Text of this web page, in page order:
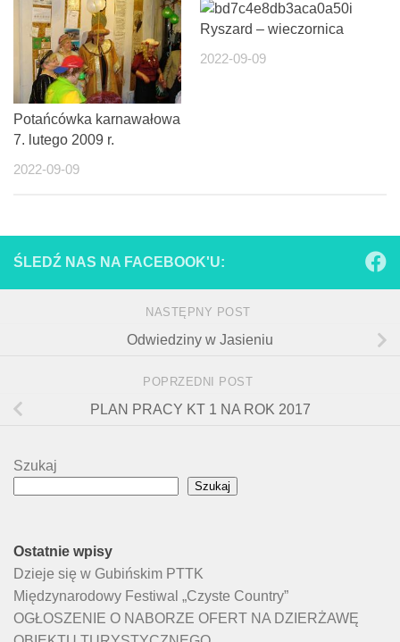
Potańcówka karnawałowa
7. lutego 2009 r.
2022-09-09
i
Ryszard – wieczornica
2022-09-09
ŚLEDŹ NAS NA FACEBOOK'U:
NASTĘPNY POST
Odwiedziny w Jasieniu
POPRZEDNI POST
PLAN PRACY KT 1 NA ROK 2017
Szukaj
Szukaj
Ostatnie wpisy
Dzieje się w Gubińskim PTTK
Międzynarodowy Festiwal „Czyste Country”
OGŁOSZENIE O NABORZE OFERT NA DZIERŻAWĘ